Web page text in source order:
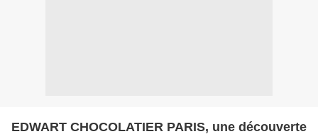
EDWART CHOCOLATIER PARIS, une découverte